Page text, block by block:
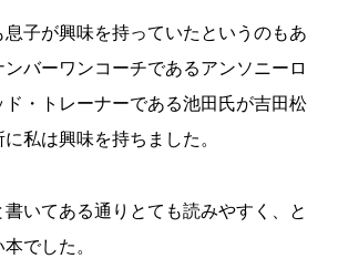
息子が興味を持っていたというのもあ
ンバーワンコーチであるアンソニーロ
ド・トレーナーである池田氏が吉田松
私は興味を持ちました。
いてある通りとても読みやすく、と
でした。